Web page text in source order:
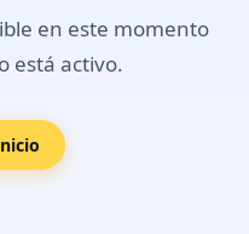
en este momento
está activo.